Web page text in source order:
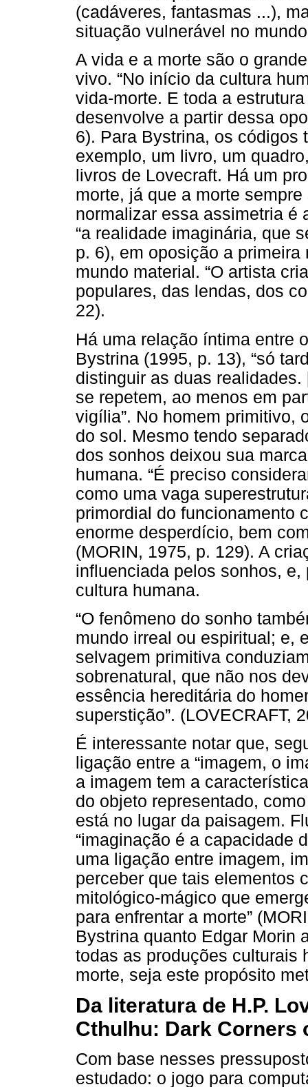
(cadáveres, fantasmas ...),
situação vulnerável no
A vida e a morte são o
vivo. “No início da cultura
vida-morte. E toda a
desenvolve a partir dessa
6). Para Bystrina, os códigos
exemplo, um livro, um
livros de Lovecraft. Há um
morte, já que a morte
normalizar essa assimetria é
“a realidade imaginária, que
p. 6), em oposição a
mundo material. “O artista
populares, das lendas, dos
22).
Há uma relação íntima entre
Bystrina (1995, p. 13), “só
distinguir as duas
se repetem, ao menos em
vigília”. No homem primitivo,
do sol. Mesmo tendo
dos sonhos deixou sua
humana. “É preciso
como uma vaga
primordial do funcionamento
enorme desperdício, bem
(MORIN, 1975, p. 129). A
influenciada pelos sonhos,
cultura humana.
“O fenômeno do sonho
mundo irreal ou espiritual; e,
selvagem primitiva
sobrenatural, que não nos
essência hereditária do
superstição”. (LOVECRAFT,
É interessante notar que,
ligação entre a “imagem, o
a imagem tem a
do objeto representado,
está no lugar da paisagem.
“imaginação é a capacidade
uma ligação entre imagem,
perceber que tais elementos
mitológico-mágico que
para enfrentar a morte”
Bystrina quanto Edgar Morin
todas as produções culturais
morte, seja este propósito
Da literatura de H.P.
Cthulhu: Dark Corners
Com base nesses
estudado: o jogo para